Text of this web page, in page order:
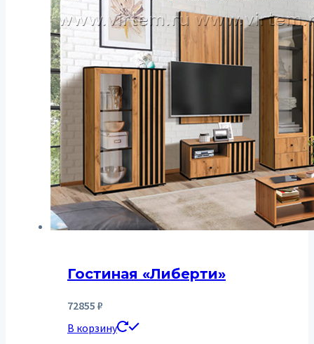
Гостиная «Либерти»
72855 ₽
В корзину